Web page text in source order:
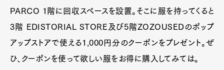
PARCO 1階に回収スペースを設置。そこに服を持ってくると
3階 EDISTORIAL STORE及び5階ZOZOUSEDのポップ
アップストアで使える1,000円分のクーポンをプレゼント。ぜ
ひ、クーポンを使って欲しい服をお得に購入してみては。